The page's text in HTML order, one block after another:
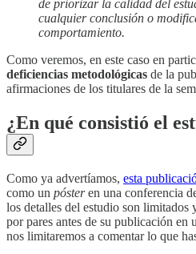
de priorizar la calidad del
cualquier conclusión o
comportamiento.
Como veremos, en este caso en
deficiencias metodológicas de la
afirmaciones de los titulares de la
¿En qué consistió el
Como ya advertíamos, esta
como un pósteren una conferencia
los detalles del estudio son limitados
por pares antes de su publicación en
nos limitaremos a comentar lo que